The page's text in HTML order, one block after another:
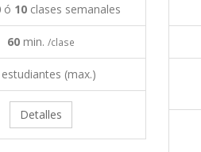
ó 10clases semanales
60 min./clase
estudiantes (max.)
Detalles